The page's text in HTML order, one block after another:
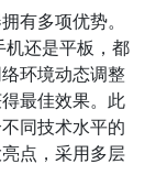
有多项优势。
机还是平板，都
环境动态调整
最佳效果。此
同技术水平的
点，采用多层